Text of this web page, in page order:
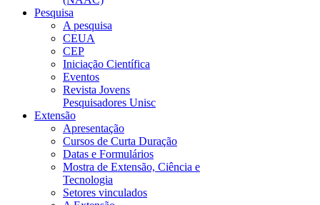
Pesquisa
A pesquisa
CEUA
CEP
Iniciação Científica
Eventos
Revista Jovens
Pesquisadores Unisc
Extensão
Apresentação
Cursos de Curta Duração
Datas e Formulários
Mostra de Extensão, Ciência e
Tecnologia
Setores vinculados